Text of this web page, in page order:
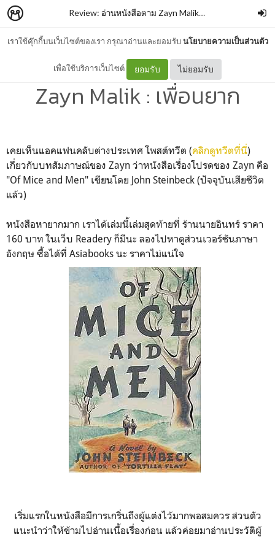
เราใช้คุ๊กกี้บนเว็บไซต์ของเรา กรุณาอ่านและยอมรับนโยบายความเป็นส่วนตัว
เพื่อใช้บริการเว็บไซต์ ยอมรับ ไม่ยอมรับ
Review: อ่านหนังสือตาม Zayn Malik
– Chutipa Borihan
#Review อ่านหนังสือตาม
Zayn Malik : เพื่อนยาก
เคยเห็นแอคแฟนคลับต่างประเทศ โพสต์ทวีต (คลิกดูทวีตที่นี่)
เกี่ยวกับบทสัมภาษณ์ของ Zayn ว่าหนังสือเรื่องโปรดของ Zayn คือ
"Of Mice and Men" เขียนโดย John Steinbeck (ปัจจุบันเสียชีวิต
แล้ว)
หนังสือหายากมาก เราได้เล่มนี้เล่มสุดท้ายที่ ร้านนายอินทร์ ราคา
160 บาท ในเว็บ Readery ก็มีนะ ลองไปหาดูส่วนเวอร์ชันภาษา
อังกฤษ ซื้อได้ที่ Asiabooks นะ ราคาไม่แน่ใจ
เริ่มแรกในหนังสือมีการเกริ่นถึงผู้แต่งไว้มากพอสมควร ส่วนตัว
แนะนำว่าให้ข้ามไปอ่านเนื้อเรื่องก่อน แล้วค่อยมาอ่านประวัติผู้